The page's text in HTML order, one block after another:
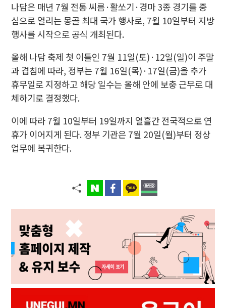
나담은 매년 7월 전통 씨름·활쏘기·경마 3종 경기를 중
심으로 열리는 몽골 최대 국가 행사로, 7월 10일부터 지방
행사를 시작으로 공식 개최된다.
올해 나담 축제 첫 이틀인 7월 11일(토)·12일(일)이 주말
과 겹침에 따라, 정부는 7월 16일(목)·17일(금)을 추가
휴무일로 지정하고 해당 일수는 올해 안에 보충 근무로 대
체하기로 결정했다.
이에 따라 7월 10일부터 19일까지 열흘간 전국적으로 연
휴가 이어지게 된다. 정부 기관은 7월 20일(월)부터 정상
업무에 복귀한다.